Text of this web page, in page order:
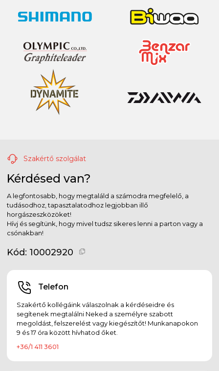
Szakértő szolgálat
Kérdésed van?
A legfontosabb, hogy megtaláld a számodra megfelelő, a
tudásodhoz, tapasztalatodhoz legjobban illő
horgászeszközöket!
Hívj és segítünk, hogy mivel tudsz sikeres lenni a parton vagy a
csónakban!
Kód: 10002920
Telefon
Szakértő kollégáink válaszolnak a kérdéseidre és
segítenek megtalálni Neked a személyre szabott
megoldást, felszerelést vagy kiegészítőt! Munkanapokon
9 és 17 óra között hívhatod őket.
+36/1 411 3601